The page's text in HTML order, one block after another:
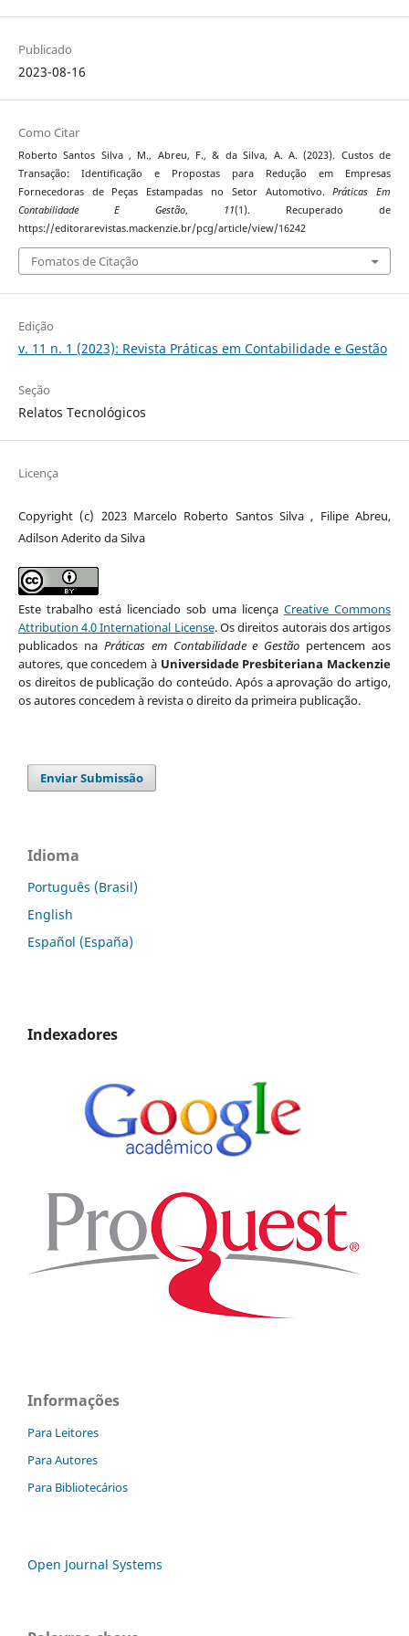
Publicado
2023-08-16
Como Citar
Roberto Santos Silva , M., Abreu, F., & da Silva, A. A. (2023). Custos de
Transação: Identificação e Propostas para Redução em Empresas
Fornecedoras de Peças Estampadas no Setor Automotivo.Práticas Em
Contabilidade E Gestão, 11(1). Recuperado de
https://editorarevistas.mackenzie.br/pcg/article/view/16242
Fomatos de Citação
Edição
v. 11 n. 1 (2023): Revista Práticas em Contabilidade e Gestão
Seção
Relatos Tecnológicos
Licença
Copyright (c) 2023 Marcelo Roberto Santos Silva , Filipe Abreu,
Adilson Aderito da Silva
Este trabalho está licenciado sob uma licençaCreative Commons
Attribution 4.0 International License. Os direitos autorais dos artigos
publicados na Práticas em Contabilidade e Gestão pertencem aos
autores, que concedem à Universidade Presbiteriana Mackenzie
os direitos de publicação do conteúdo. Após a aprovação do artigo,
os autores concedem à revista o direito da primeira publicação.
Enviar Submissão
Idioma
Português (Brasil)
English
Español (España)
Indexadores
Informações
Para Leitores
Para Autores
Para Bibliotecários
Open Journal Systems